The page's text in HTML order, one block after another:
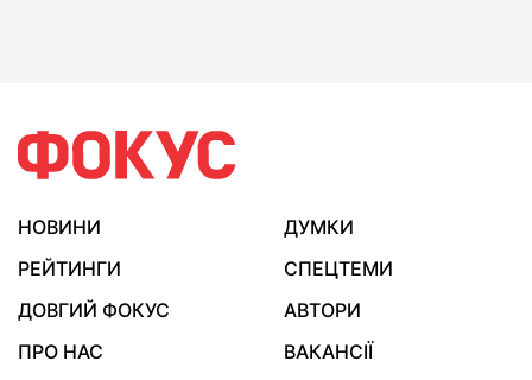
НОВИНИ
ДУМКИ
РЕЙТИНГИ
СПЕЦТЕМИ
ДОВГИЙ ФОКУС
АВТОРИ
ПРО НАС
ВАКАНСІЇ